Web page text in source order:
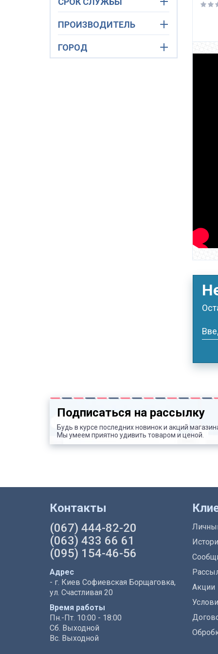
ПРОИЗВОДИТЕЛЬ
ГОРОД
Подписаться на рассылку
Будь в курсе последних новинок и акций
Мы умеем приятно удивить товаром и ценой.
Контакты
(067) 444-82-20
(063) 433 66 61
(095) 154-46-56
Адрес
- г. Киев Софиевская Борщаговка,
ул. Счастливая 20
Время работы
Пн.-Пт. 10:00 - 18:00
Сб. Выходной
Вс. Выходной
Акции